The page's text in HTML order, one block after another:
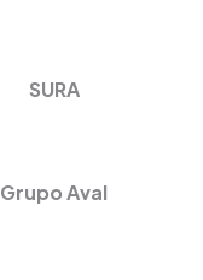
SURA
Grupo Aval